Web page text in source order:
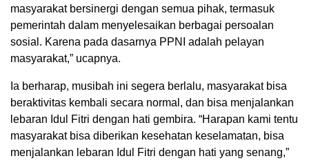
masyarakat bersinergi dengan semua pihak, termasuk
pemerintah dalam menyelesaikan berbagai persoalan
sosial. Karena pada dasarnya PPNI adalah pelayan
masyarakat,” ucapnya.
Ia berharap, musibah ini segera berlalu, masyarakat bisa
beraktivitas kembali secara normal, dan bisa menjalankan
lebaran Idul Fitri dengan hati gembira. “Harapan kami tentu
masyarakat bisa diberikan kesehatan keselamatan, bisa
menjalankan lebaran Idul Fitri dengan hati yang senang,”